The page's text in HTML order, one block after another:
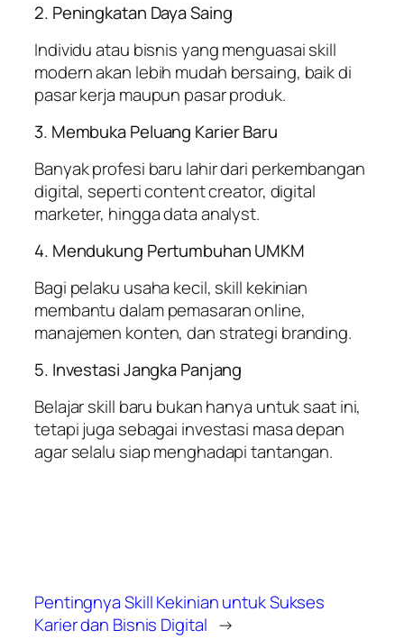
2. Peningkatan Daya Saing
Individu atau bisnis yang menguasai skill
modern akan lebih mudah bersaing, baik di
pasar kerja maupun pasar produk.
3. Membuka Peluang Karier Baru
Banyak profesi baru lahir dari perkembangan
digital, seperti content creator, digital
marketer, hingga data analyst.
4. Mendukung Pertumbuhan UMKM
Bagi pelaku usaha kecil, skill kekinian
membantu dalam pemasaran online,
manajemen konten, dan strategi branding.
5. Investasi Jangka Panjang
Belajar skill baru bukan hanya untuk saat ini,
tetapi juga sebagai investasi masa depan
agar selalu siap menghadapi tantangan.
Pentingnya Skill Kekinian untuk Sukses
Karier dan Bisnis Digital →